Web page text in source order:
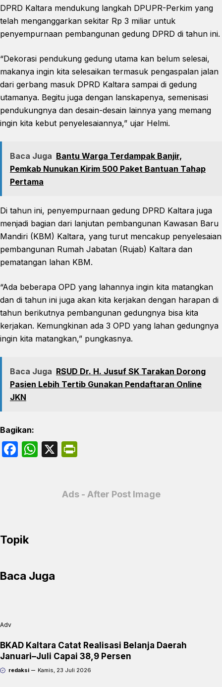
DPRD Kaltara mendukung langkah DPUPR-Perkim yang
telah menganggarkan sekitar Rp 3 miliar untuk
penyempurnaan pembangunan gedung DPRD di tahun ini.
“Dekorasi pendukung gedung utama kan belum selesai,
makanya ingin kita selesaikan termasuk pengaspalan jalan
dari gerbang masuk DPRD Kaltara sampai di gedung
utamanya. Begitu juga dengan lanskapenya, semenisasi
pendukungnya dan desain-desain lainnya yang memang
ingin kita kebut penyelesaiannya,” ujar Helmi.
Baca Juga Bantu Warga Terdampak Banjir,
Pemkab Nunukan Kirim 500 Paket Bantuan Tahap
Pertama
Di tahun ini, penyempurnaan gedung DPRD Kaltara juga
menjadi bagian dari lanjutan pembangunan Kawasan Baru
Mandiri (KBM) Kaltara, yang turut mencakup penyelesaian
pembangunan Rumah Jabatan (Rujab) Kaltara dan
pematangan lahan KBM.
“Ada beberapa OPD yang lahannya ingin kita matangkan
dan di tahun ini juga akan kita kerjakan dengan harapan di
tahun berikutnya pembangunan gedungnya bisa kita
kerjakan. Kemungkinan ada 3 OPD yang lahan gedungnya
ingin kita matangkan,” pungkasnya.
Baca Juga RSUD Dr. H. Jusuf SK Tarakan Dorong
Pasien Lebih Tertib Gunakan Pendaftaran Online
JKN
Bagikan:
F
o
W X
Fr
Ads - After Post Image
Topik
Baca Juga
Adv
BKAD Kaltara Catat Realisasi Belanja Daerah
Januari–Juli Capai 38,9 Persen
redaksi Kamis, 23 Juli 2026